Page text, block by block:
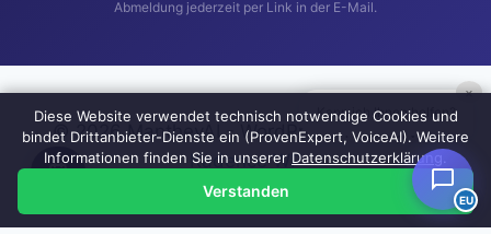
Abmeldung jederzeit per Link in der E-Mail.
© 2026 MantheyAI - WordPress Theme von
Kadence WP
Diese Website verwendet technisch notwendige Cookies und
bindet Drittanbieter-Dienste ein (ProvenExpert, VoiceAI). Weitere
Informationen finden Sie in unserer Datenschutzerklärung
Verstanden EU
×
Kann ich Ihnen helfen?